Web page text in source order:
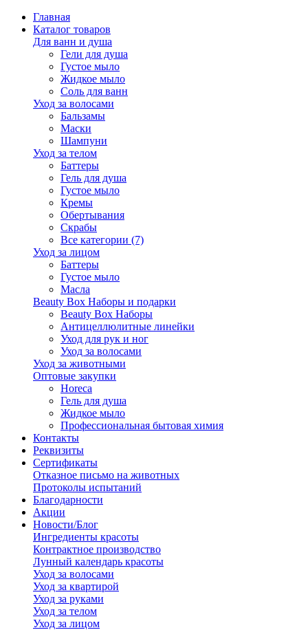
Главная
Каталог товаров
Для ванн и душа
Гели для душа
Густое мыло
Жидкое мыло
Соль для ванн
Уход за волосами
Бальзамы
Маски
Шампуни
Уход за телом
Баттеры
Гель для душа
Густое мыло
Кремы
Обертывания
Скрабы
Все категории (7)
Уход за лицом
Баттеры
Густое мыло
Масла
Beauty Box Наборы и подарки
Beauty Box Наборы
Антицеллюлитные линейки
Уход для рук и ног
Уход за волосами
Уход за животными
Оптовые закупки
Horeca
Гель для душа
Жидкое мыло
Профессиональная бытовая химия
Контакты
Реквизиты
Сертификаты
Отказное письмо на животных
Протоколы испытаний
Благодарности
Акции
Новости/Блог
Ингредиенты красоты
Контрактное производство
Лунный календарь красоты
Уход за волосами
Уход за квартирой
Уход за руками
Уход за телом
Уход за лицом